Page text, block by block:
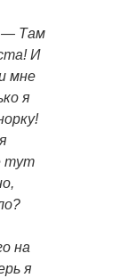
— Там
И
мне
я
тут
на
я